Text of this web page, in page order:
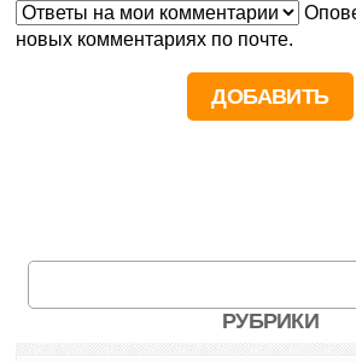
новых комментариях по почте.
РУБРИКИ